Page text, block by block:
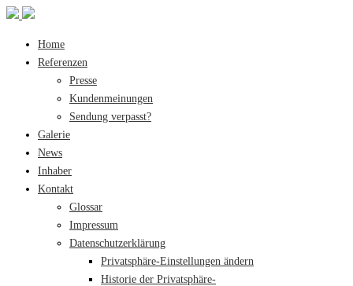
Home
Referenzen
Presse
Kundenmeinungen
Sendung verpasst?
Galerie
News
Inhaber
Kontakt
Glossar
Impressum
Datenschutzerklärung
Privatsphäre-Einstellungen ändern
Historie der Privatsphäre-